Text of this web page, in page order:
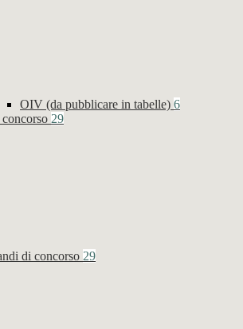
OIV (da pubblicare in tabelle) 6
29
di concorso 29